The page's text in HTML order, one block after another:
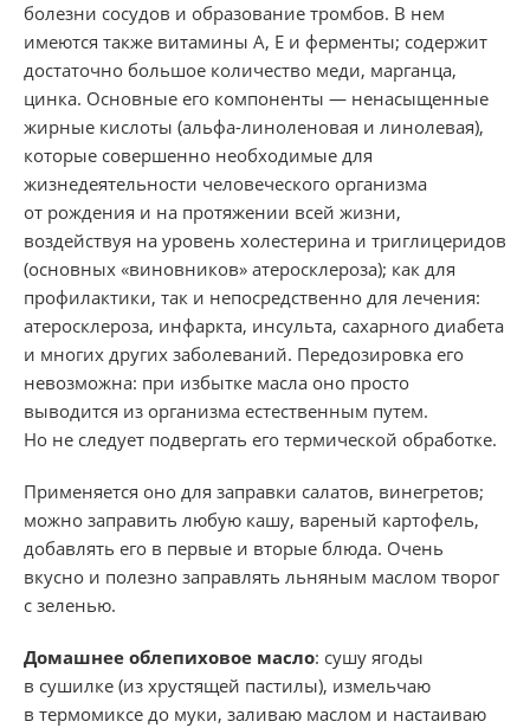
болезни сосудов и образование тромбов. В нем
имеются также витамины А, Е и ферменты; содержит
достаточно большое количество меди, марганца,
цинка. Основные его компоненты — ненасыщенные
жирные кислоты (альфа-линоленовая и линолевая),
которые совершенно необходимые для
жизнедеятельности человеческого организма
от рождения и на протяжении всей жизни,
воздействуя на уровень холестерина и триглицеридов
(основных «виновников» атеросклероза); как для
профилактики, так и непосредственно для лечения:
атеросклероза, инфаркта, инсульта, сахарного диабета
и многих других заболеваний. Передозировка его
невозможна: при избытке масла оно просто
выводится из организма естественным путем.
Но не следует подвергать его термической обработке.
Применяется оно для заправки салатов, винегретов;
можно заправить любую кашу, вареный картофель,
добавлять его в первые и вторые блюда. Очень
вкусно и полезно заправлять льняным маслом творог
с зеленью.
Домашнее облепиховое масло: сушу ягоды
в сушилке (из хрустящей пастилы), измельчаю
в термомиксе до муки, заливаю маслом и настаиваю